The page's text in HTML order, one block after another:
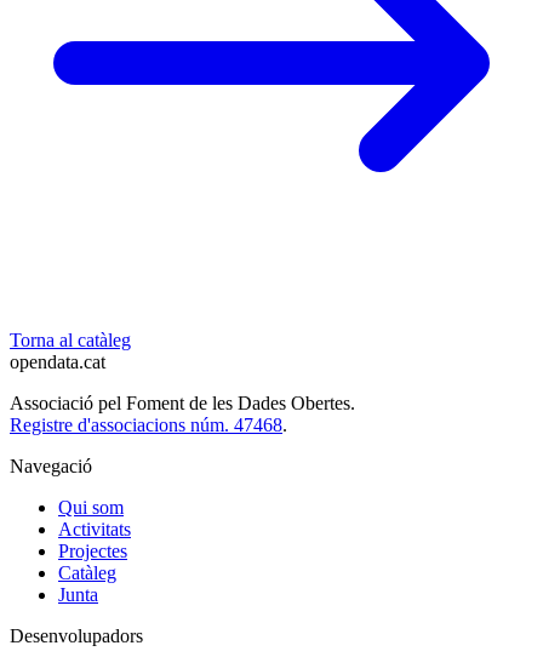
Torna al catàleg
opendata.cat
Associació pel Foment de les Dades Obertes.
Registre d'associacions núm. 47468.
Navegació
Qui som
Activitats
Projectes
Catàleg
Junta
Desenvolupadors